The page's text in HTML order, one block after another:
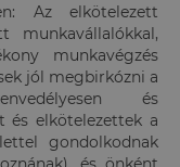
Az elkötelezett
munkavállalókkal,
munkavégzés
jól megbirkózni a
és
és elkötelezettek a
gondolkodnak